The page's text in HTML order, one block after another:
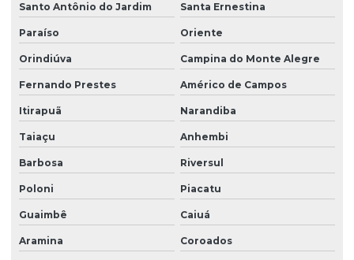
Santo Antônio do Jardim Santa Ernestina
Paraíso Oriente
Orindiúva Campina do Monte Alegre
Fernando Prestes Américo de Campos
Itirapuã Narandiba
Taiaçu Anhembi
Barbosa Riversul
Poloni Piacatu
Guaimbê Caiuá
Aramina Coroados